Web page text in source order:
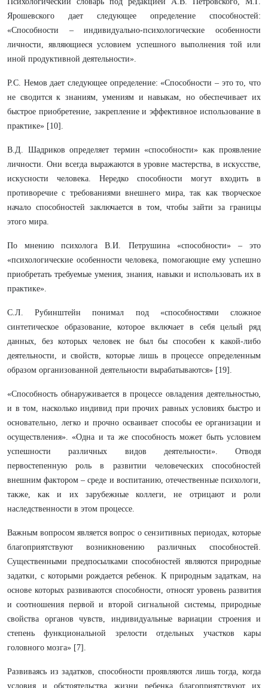
Ярошевского дает следующее определение способностей:
«Способности – индивидуально-психологические особенности
личности, являющиеся условием успешного выполнения той или
иной продуктивной деятельности».
Р.С. Немов дает следующее определение: «Способности – это то, что
не сводится к знаниям, умениям и навыкам, но обеспечивает их
быстрое приобретение, закрепление и эффективное использование в
практике» [10].
В.Д. Шадриков определяет термин «способности» как проявление
личности. Они всегда выражаются в уровне мастерства, в искусстве,
искусности человека. Нередко способности могут входить в
противоречие с требованиями внешнего мира, так как творческое
начало способностей заключается в том, чтобы зайти за границы
этого мира.
По мнению психолога В.И. Петрушина «способности» – это
«психологические особенности человека, помогающие ему успешно
приобретать требуемые умения, знания, навыки и использовать их в
практике».
С.Л. Рубинштейн понимал под «способностями сложное
синтетическое образование, которое включает в себя целый ряд
данных, без которых человек не был бы способен к какой-либо
деятельности, и свойств, которые лишь в процессе определенным
образом организованной деятельности вырабатываются» [19].
«Способность обнаруживается в процессе овладения деятельностью,
и в том, насколько индивид при прочих равных условиях быстро и
основательно, легко и прочно осваивает способы ее организации и
осуществления». «Одна и та же способность может быть условием
успешности различных видов деятельности». Отводя
первостепенную роль в развитии человеческих способностей
внешним фактором – среде и воспитанию, отечественные психологи,
также, как и их зарубежные коллеги, не отрицают и роли
наследственности в этом процессе.
Важным вопросом является вопрос о сензитивных периодах, которые
благоприятствуют возникновению различных способностей.
Существенными предпосылками способностей являются природные
задатки, с которыми рождается ребенок. К природным задаткам, на
основе которых развиваются способности, относят уровень развития
и соотношения первой и второй сигнальной системы, природные
свойства органов чувств, индивидуальные вариации строения и
степень функциональной зрелости отдельных участков кары
головного мозга» [7].
Развиваясь из задатков, способности проявляются лишь тогда, когда
условия и обстоятельства жизни ребенка благоприятствуют их